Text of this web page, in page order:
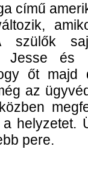
című
szülők
Jesse
őt majd
az
helyzetet.
pere.